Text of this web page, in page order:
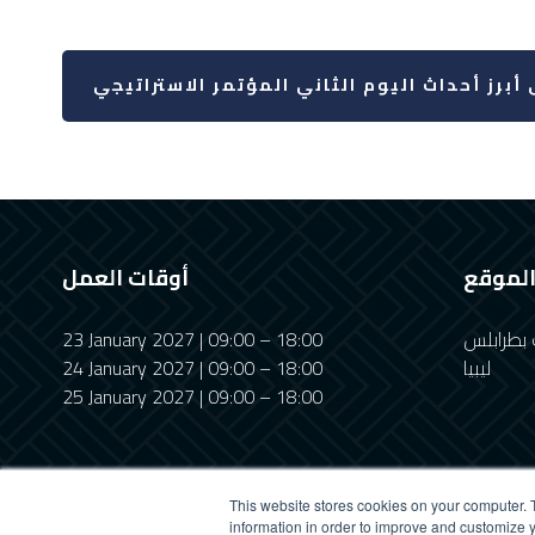
This website stores cookies on your
information in order to improve and customize
أبرز أحداث اليوم الثاني المؤتمر الاستراتيجي
أوقات العمل
23 January 2027 | 09:00 – 18:00
24 January 2027 | 09:00 – 18:00
25 January 2027 | 09:00 – 18:00
الموقع
بطرابلس
ليبيا